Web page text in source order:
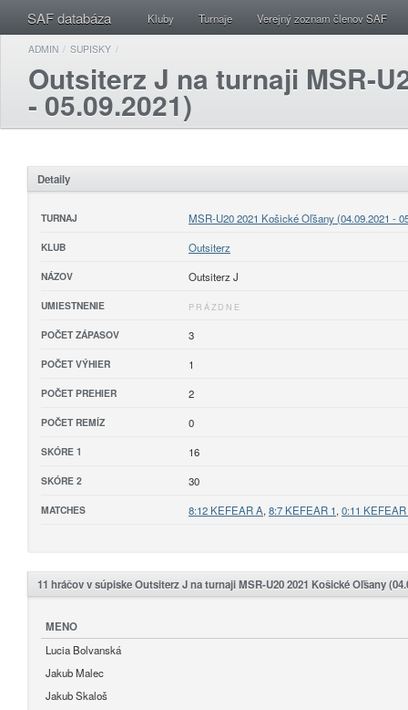
SAF databáza Kluby Turnaje Verejný zoznam členov SAF
ADMIN / SUPISKY /
Outsiterz J na turnaji MSR-
- 05.09.2021)
Detaily
TURNAJ MSR-U20 2021 Košické Oľšany (04.09.2021 -
KLUB Outsiterz
NÁZOV Outsiterz J
UMIESTNENIE PRÁZDNE
POČET ZÁPASOV 3
POČET VÝHIER 1
POČET PREHIER 2
POČET REMÍZ 0
SKÓRE 1 16
SKÓRE 2 30
MATCHES 8:12 KEFEAR A,8:7 KEFEAR 1,0:11
11 hráčov v súpiske Outsiterz J na turnaji MSR-U20 2021 Košické Oľšany
MENO
Lucia Bolvanská
Jakub Malec
Jakub Skaloš